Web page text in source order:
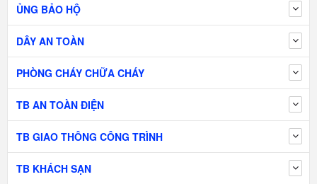
ỦNG BẢO HỘ
DÂY AN TOÀN
PHÒNG CHÁY CHỮA CHÁY
TB AN TOÀN ĐIỆN
TB GIAO THÔNG CÔNG TRÌNH
TB KHÁCH SẠN